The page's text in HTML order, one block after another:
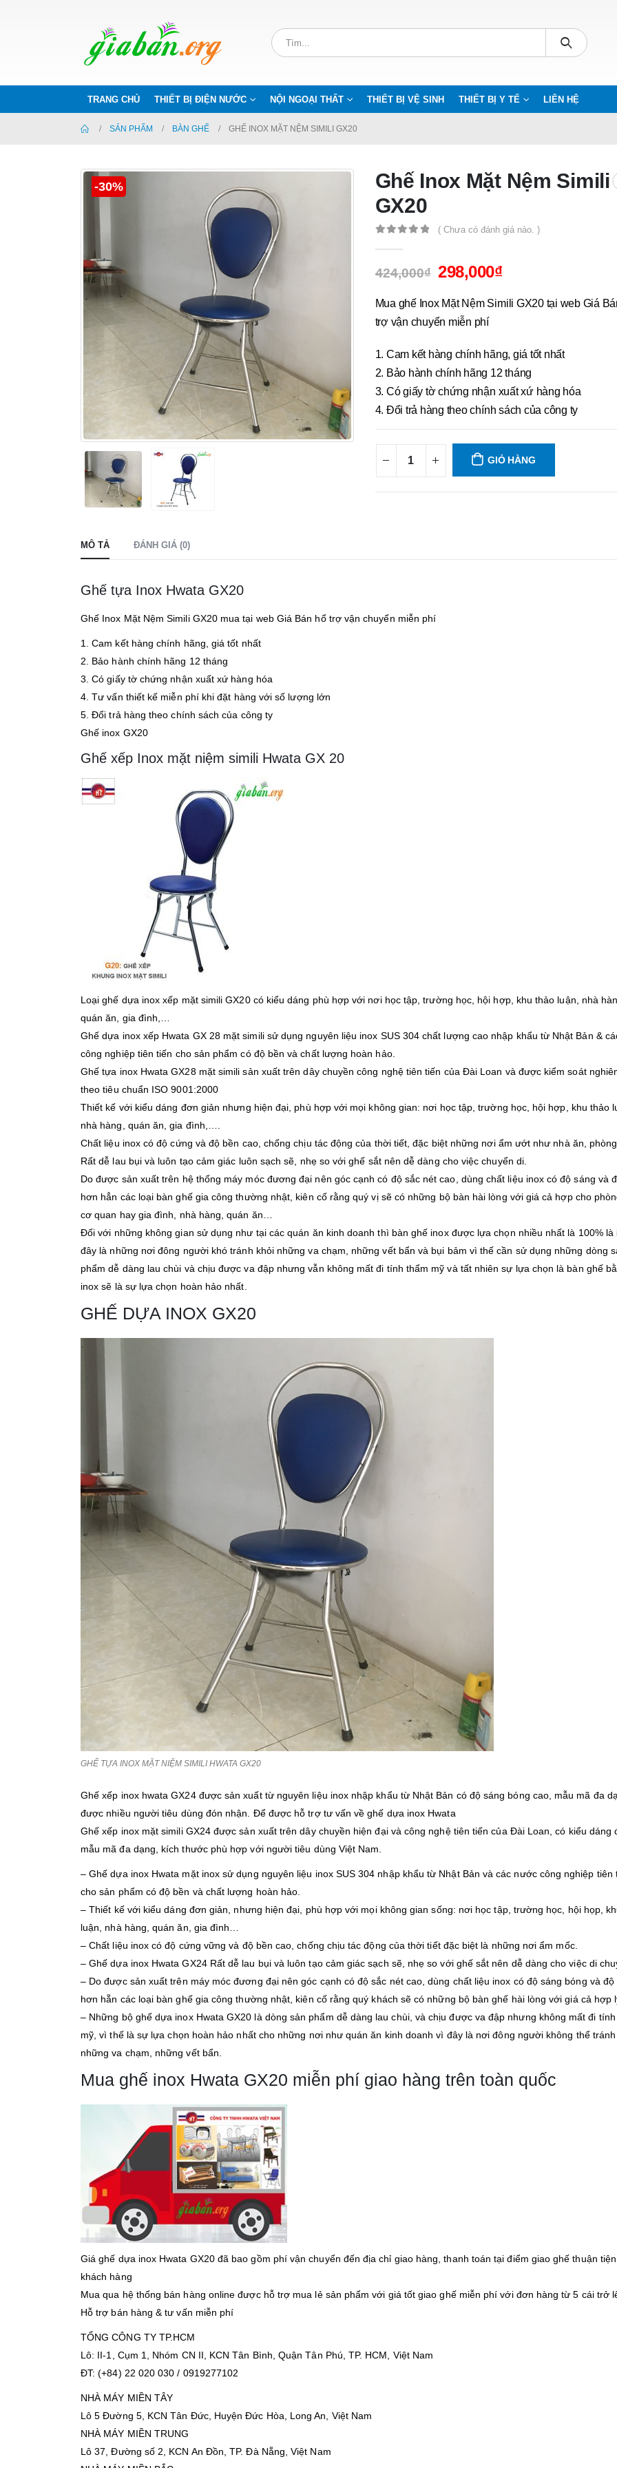
TRANG CHỦ THIẾT BỊ ĐIỆN NƯỚC NỘI NGOẠI THẤT THIẾT BỊ VỆ SINH THIẾT BỊ Y TẾ LIÊN HỆ
SẢN PHẨM BÀN GHẾ GHẾ INOX MẶT NỆM SIMILI GX20
-30%
Ghế Inox Mặt Nệm Simili
GX20
( Chưa có đánh giá nào. )
424,000₫ 298,000₫
Mua ghế Inox Mặt Nệm Simili GX20 tại web Giá
trợ vận chuyển miễn phí
1. Cam kết hàng chính hãng, giá tốt nhất
2. Bảo hành chính hãng 12 tháng
3. Có giấy tờ chứng nhận xuất xứ hàng hóa
4. Đổi trả hàng theo chính sách của công ty
GIỎ HÀNG
MÔ TẢ ĐÁNH GIÁ (0)
Ghế tựa Inox Hwata GX20
Ghế Inox Mặt Nệm Simili GX20 mua tại web Giá Bán hổ trợ vận chuyển miễn phí
1. Cam kết hàng chính hãng, giá tốt nhất
2. Bảo hành chính hãng 12 tháng
3. Có giấy tờ chứng nhận xuất xứ hàng hóa
4. Tư vấn thiết kế miễn phí khi đặt hàng với số lượng lớn
5. Đổi trả hàng theo chính sách của công ty
Ghế inox GX20
Ghế xếp Inox mặt niệm simili Hwata GX 20
Loại ghế dựa inox xếp mặt simili GX20 có kiểu dáng phù hợp với nơi học tập, trường học, hội hợp, khu thảo luận, nhà
quán ăn, gia đình,…
Ghế dựa inox xếp Hwata GX 28 mặt simili sử dụng nguyên liệu inox SUS 304 chất lượng cao nhập khẩu từ Nhật Bản &
công nghiệp tiên tiến cho sản phẩm có độ bền và chất lượng hoàn hảo.
Ghế tựa inox Hwata GX28 mặt simili sản xuất trên dây chuyền công nghệ tiên tiến của Đài Loan và được kiểm soát
theo tiêu chuẩn ISO 9001:2000
Thiết kế với kiểu dáng đơn giản nhưng hiện đại, phù hợp với mọi không gian: nơi học tập, trường học, hội hợp, khu thảo
nhà hàng, quán ăn, gia đình,….
Chất liệu inox có độ cứng và độ bền cao, chống chịu tác động của thời tiết, đặc biệt những nơi ẩm ướt như nhà ăn,
Rất dễ lau bụi và luôn tạo cảm giác luôn sạch sẽ, nhẹ so với ghế sắt nên dễ dàng cho việc chuyển di.
Do được sản xuất trên hệ thống máy móc đương đại nên góc cạnh có độ sắc nét cao, dùng chất liệu inox có độ sáng và
hơn hẳn các loại bàn ghế gia công thường nhật, kiên cố rằng quý vị sẽ có những bộ bàn hài lòng với giá cả hợp cho
cơ quan hay gia đình, nhà hàng, quán ăn…
Đối với những không gian sử dụng như tại các quán ăn kinh doanh thì bàn ghế inox được lựa chọn nhiều nhất là 100% là
đây là những nơi đông người khó tránh khỏi những va chạm, những vết bẩn và bụi bảm vì thế cần sử dụng những dòng
phẩm dễ dàng lau chùi và chịu được va đập nhưng vẫn không mất đi tính thẩm mỹ và tất nhiên sự lựa chọn là bàn ghế
inox sẽ là sự lựa chọn hoàn hảo nhất.
GHẾ DỰA INOX GX20
GHẾ TỰA INOX MẶT NIỆM SIMILI HWATA GX20
Ghế xếp inox hwata GX24 được sản xuất từ nguyên liệu inox nhập khẩu từ Nhật Bản có độ sáng bóng cao, mẫu mã đa
được nhiều người tiêu dùng đón nhận. Để được hỗ trợ tư vấn về ghế dựa inox Hwata
Ghế xếp inox mặt simili GX24 được sản xuất trên dây chuyền hiện đại và công nghệ tiên tiến của Đài Loan, có kiểu dáng
mẫu mã đa dạng, kích thước phù hợp với người tiêu dùng Việt Nam.
– Ghế dựa inox Hwata mặt inox sử dụng nguyên liệu inox SUS 304 nhập khẩu từ Nhật Bản và các nước công nghiệp tiên
cho sản phẩm có độ bền và chất lượng hoàn hảo.
– Thiết kế với kiểu dáng đơn giản, nhưng hiện đại, phù hợp với mọi không gian sống: nơi học tập, trường học, hội họp,
luận, nhà hàng, quán ăn, gia đình…
– Chất liệu inox có độ cứng vững và độ bền cao, chống chịu tác động của thời tiết đặc biệt là những nơi ẩm mốc.
– Ghế dựa inox Hwata GX24 Rất dễ lau bụi và luôn tạo cảm giác sạch sẽ, nhẹ so với ghế sắt nên dễ dàng cho việc di
– Do được sản xuất trên máy móc đương đại nên góc cạnh có độ sắc nét cao, dùng chất liệu inox có độ sáng bóng và độ
hơn hẵn các loại bàn ghế gia công thường nhật, kiên cố rằng quý khách sẽ có những bộ bàn ghế hài lòng với giá cả hợp
– Những bộ ghế dựa inox Hwata GX20 là dòng sản phẩm dễ dàng lau chùi, và chịu được va đập nhưng không mất đi tính
mỹ, vì thế là sự lựa chọn hoàn hảo nhất cho những nơi như quán ăn kinh doanh vì đây là nơi đông người không thể
những va chạm, những vết bẩn.
Mua ghế inox Hwata GX20 miễn phí giao hàng trên toàn quốc
Giá ghế dựa inox Hwata GX20 đã bao gồm phí vận chuyển đến địa chỉ giao hàng, thanh toán tại điểm giao ghế thuận
khách hàng
Mua qua hệ thống bán hàng online được hỗ trợ mua lẻ sản phẩm với giá tốt giao ghế miễn phí với đơn hàng từ 5 cái trở
Hỗ trợ bán hàng & tư vấn miễn phí
TỔNG CÔNG TY TP.HCM
Lô: II-1, Cụm 1, Nhóm CN II, KCN Tân Bình, Quận Tân Phú, TP. HCM, Việt Nam
ĐT: (+84) 22 020 030 / 0919277102
NHÀ MÁY MIỀN TÂY
Lô 5 Đường 5, KCN Tân Đức, Huyện Đức Hòa, Long An, Việt Nam
NHÀ MÁY MIỀN TRUNG
Lô 37, Đường số 2, KCN An Đồn, TP. Đà Nẵng, Việt Nam